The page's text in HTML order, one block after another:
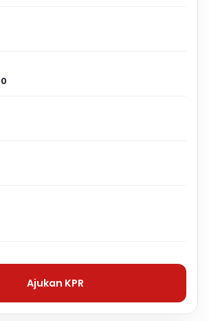
Ajukan KPR